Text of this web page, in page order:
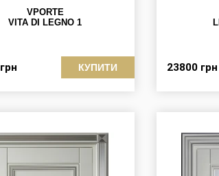
VPORTE
VITA DI LEGNO 1
грн КУПИТИ 23800 грн